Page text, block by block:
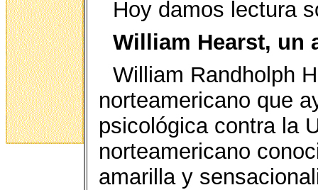
Hoy damos lectura
William Hearst, un
William Randholph
norteamericano que
psicológica contra la
norteamericano
amarilla y